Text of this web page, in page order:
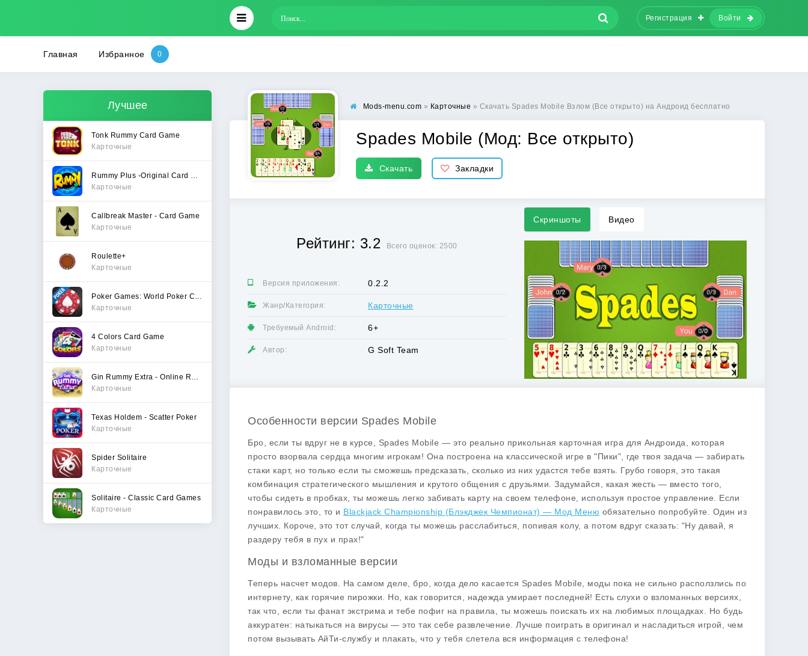
Регистрация Войти
Главная Избранное
Лучшее
Tonk Rummy Card Game
Карточные
Карточные
Callbreak Master - Card Game
Карточные
Roulette+
Карточные
Карточные
4 Colors Card Game
Карточные
Карточные
Texas Holdem - Scatter Poker
Карточные
Spider Solitaire
Карточные
Solitaire - Classic Card Games
Карточные
Mods-menu.com » Карточные » Скачать Spades Mobile Взлом (Все открыто) на Андроид бесплатно
Spades Mobile (Мод: Все открыто)
Скачать Закладки
Рейтинг: 3.2 Всего оценок: 2500
Версия приложения: 0.2.2
Жанр/Категория: Карточные
Требуемый Android: 6+
Автор: G Soft Team
Скриншоты Видео
Особенности версии Spades Mobile
Бро, если ты вдруг не в курсе, Spades Mobile — это реально прикольная карточная игра для Андроида, которая
просто взорвала сердца многим игрокам! Она построена на классической игре в "Пики", где твоя задача — забирать
стаки карт, но только если ты сможешь предсказать, сколько из них удастся тебе взять. Грубо говоря, это такая
комбинация стратегического мышления и крутого общения с друзьями. Задумайся, какая жесть — вместо того,
чтобы сидеть в пробках, ты можешь легко забивать карту на своем телефоне, используя простое управление. Если
понравилось это, то и Blackjack Championship (Блэкджек Чемпионат) — Мод Меню обязательно попробуйте. Один из
лучших. Короче, это тот случай, когда ты можешь расслабиться, попивая колу, а потом вдруг сказать: "Ну давай, я
раздеру тебя в пух и прах!"
Моды и взломанные версии
Теперь насчет модов. На самом деле, бро, когда дело касается Spades Mobile, моды пока не сильно расползлись по
интернету, как горячие пирожки. Но, как говорится, надежда умирает последней! Есть слухи о взломанных версиях,
так что, если ты фанат экстрима и тебе пофиг на правила, ты можешь поискать их на любимых площадках. Но будь
аккуратен: натыкаться на вирусы — это так себе развлечение. Лучше поиграть в оригинал и насладиться игрой, чем
потом вызывать АйТи-службу и плакать, что у тебя слетела вся информация с телефона!